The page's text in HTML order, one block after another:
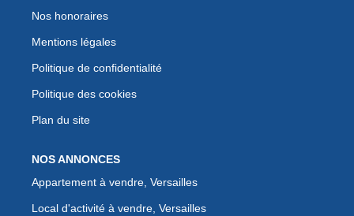
Nos honoraires
Mentions légales
Politique de confidentialité
Politique des cookies
Plan du site
NOS ANNONCES
Appartement à vendre, Versailles
Local d'activité à vendre, Versailles